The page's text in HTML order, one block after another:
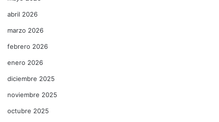
abril 2026
marzo 2026
febrero 2026
enero 2026
diciembre 2025
noviembre 2025
octubre 2025